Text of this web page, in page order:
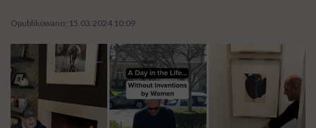
Opublikowano: 15.03.2024 10:09